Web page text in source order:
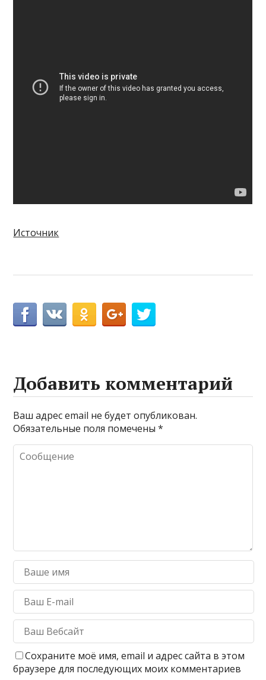
Источник
Добавить комментарий
Ваш адрес email не будет опубликован.
Обязательные поля помечены*
Сохраните моё имя, email и адрес сайта в этом
браузере для последующих моих комментариев